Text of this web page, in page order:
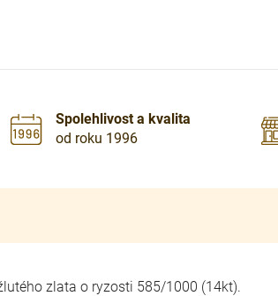
Spolehlivost a kvalita
od roku 1996
zlata o ryzosti 585/1000 (14kt).